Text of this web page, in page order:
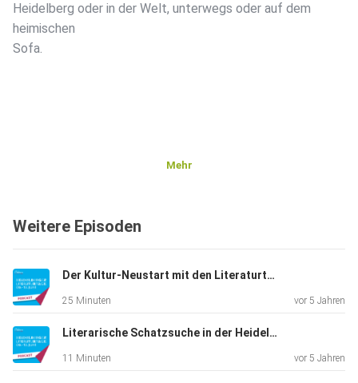
Heidelberg oder in der Welt, unterwegs oder auf dem
heimischen
Sofa.
Mehr
Weitere Episoden
Der Kultur-Neustart mit den Literaturtagen im Augustinum Heidelberg
25 Minuten vor 5 Jahren
Literarische Schatzsuche in der Heidelberger Altstadt
11 Minuten vor 5 Jahren